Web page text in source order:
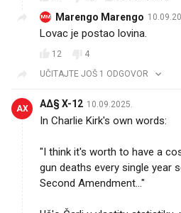
MM Marengo Marengo
Lovac je postao lovina.
12
4
UČITAJTE JOŠ 1 ODGOVOR
AX A∆§ X-12 10.09.2025.
In Charlie Kirk's own words:
"I think it's worth to have a
gun deaths every single year
Second Amendment..."